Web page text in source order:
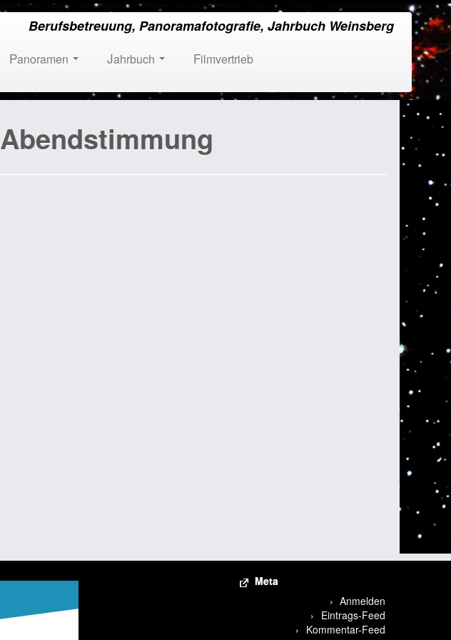
Berufsbetreuung, Panoramafotografie, Jahrbuch Weinsberg
Panoramen Jahrbuch
Filmvertrieb
Abendstimmung
Meta
Anmelden
Eintrags-Feed
Kommentar-Feed